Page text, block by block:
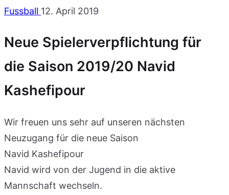
Fussball 12. April 2019
Neue Spielerverpflichtung für
die Saison 2019/20 Navid
Kashefipour
Wir freuen uns sehr auf unseren nächsten
Neuzugang für die neue Saison
Navid Kashefipour
Navid wird von der Jugend in die aktive
Mannschaft wechseln.